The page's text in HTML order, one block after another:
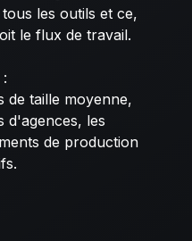
les outils et ce,
le flux de travail.
de taille moyenne,
d'agences, les
de production